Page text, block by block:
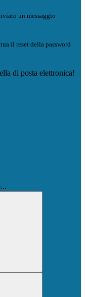
un messaggio
il reset della password
di posta elettronica!